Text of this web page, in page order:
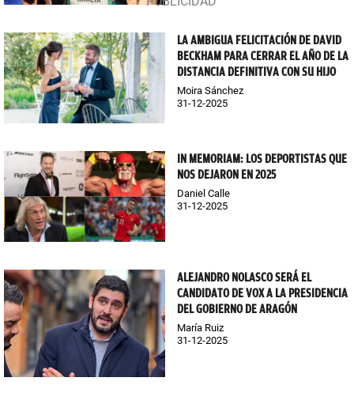
LA AMBIGUA FELICITACIÓN DE DAVID
BECKHAM PARA CERRAR EL AÑO DE LA
DISTANCIA DEFINITIVA CON SU HIJO
Moira Sánchez
31-12-2025
IN MEMORIAM: LOS DEPORTISTAS QUE
NOS DEJARON EN 2025
Daniel Calle
31-12-2025
ALEJANDRO NOLASCO SERÁ EL
CANDIDATO DE VOX A LA PRESIDENCIA
DEL GOBIERNO DE ARAGÓN
María Ruiz
31-12-2025